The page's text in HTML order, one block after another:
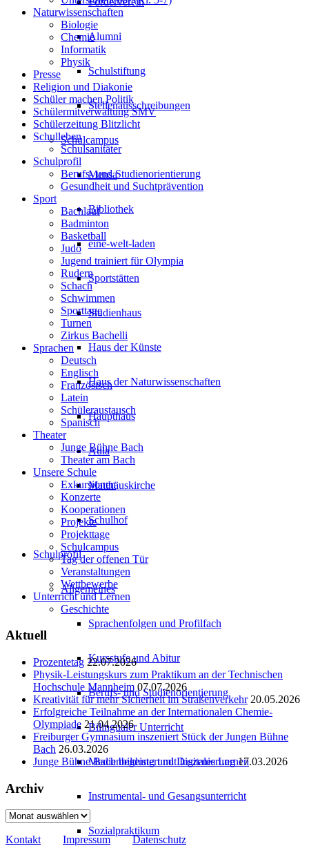
Alumni
Schulstiftung
Stellenausschreibungen
Schulcampus
Mensa
Bibliothek
eine-welt-laden
Sportstätten
Studienhaus
Haus der Künste
Haus der Naturwissenschaften
Haupthaus
Aula
Matthäuskirche
Schulhof
Schulprofil
Allgemeines
Sprachenfolgen und Profilfach
Kursstufe und Abitur
Berufs- und Studienorientierung
Bilingualer Unterricht
Medienbildung und Digitales Lernen
Instrumental- und Gesangsunterricht
Sozialpraktikum
Naturwissenschaften
Biologie
Chemie
Informatik
Physik
Presse
Religion und Diakonie
Schüler machen Politik
Schülermitverwaltung SMV
Schülerzeitung Blitzlicht
Schulleben
Schulsanitäter
Schulprofil
Berufs- und Studienorientierung
Gesundheit und Suchtprävention
Sport
Bachlauf
Badminton
Basketball
Judo
Jugend trainiert für Olympia
Rudern
Schach
Schwimmen
Sporttage
Turnen
Zirkus Bachelli
Sprachen
Deutsch
Englisch
Französisch
Latein
Schüleraustausch
Spanisch
Theater
Junge Bühne Bach
Theater am Bach
Unsere Schule
Exkursionen
Konzerte
Kooperationen
Projekte
Projekttage
Schulcampus
Tag der offenen Tür
Veranstaltungen
Wettbewerbe
Unterricht und Lernen
Geschichte
Aktuell
Prozentetag 22.07.2026
Physik-Leistungskurs zum Praktikum an der Technischen
Hochschule Mannheim 07.07.2026
Kreativität für mehr Sicherheit im Straßenverkehr 20.05.2026
Erfolgreiche Teilnahme an der Internationalen Chemie-
Olympiade 21.04.2026
Freiburger Gymnasium inszeniert Stück der Jungen Bühne
Bach 26.03.2026
Junge Bühne Bach begeistert mit Inszenierung 17.03.2026
Archiv
Archiv
Kontakt Impressum Datenschutz